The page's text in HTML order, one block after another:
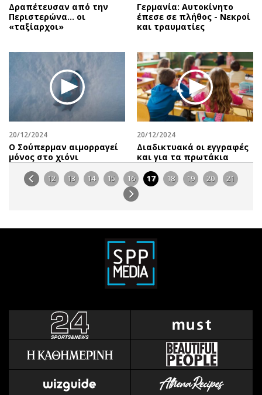
Δραπέτευσαν από την
Περιστερώνα… οι
«ταξίαρχοι»
Γερμανία: Αυτοκίνητο
έπεσε σε πλήθος - Νεκροί
και τραυματίες
20/12/2024
Ο Σούπερμαν αιμορραγεί
μόνος στο χιόνι
20/12/2024
Διαδικτυακά οι εγγραφές
και για τα πρωτάκια
12 13 14 15 16 17 18 19 20 21